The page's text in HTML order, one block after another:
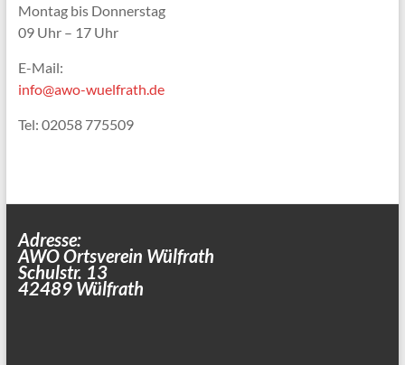
Montag bis Donnerstag
09 Uhr – 17 Uhr
E-Mail:
info@awo-wuelfrath.de
Tel: 02058 775509
Adresse:
AWO Ortsverein Wülfrath
Schulstr. 13
42489 Wülfrath